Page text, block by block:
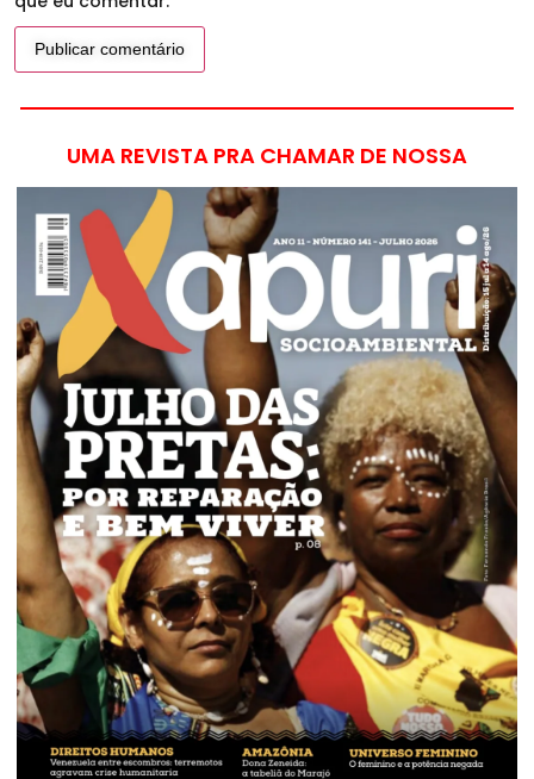
UMA REVISTA PRA CHAMAR DE NOSSA